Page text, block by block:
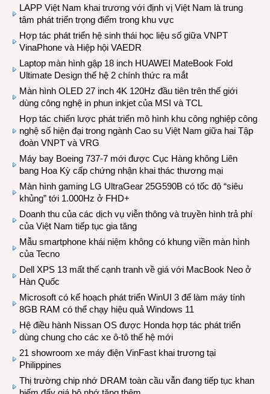
LAPP Việt Nam khai trương với định vị Việt Nam là trung
tâm phát triển trọng điểm trong khu vực
Hợp tác phát triển hệ sinh thái học liệu số giữa VNPT
VinaPhone và Hiệp hội VAEDR
Laptop màn hình gập 18 inch HUAWEI MateBook Fold
Ultimate Design thế hệ 2 chính thức ra mắt
Màn hình OLED 27 inch 4K 120Hz đầu tiên trên thế giới
dùng công nghệ in phun inkjet của MSI và TCL
Hợp tác chiến lược phát triển mô hình khu công nghiệp công
nghệ số hiện đại trong ngành Cao su Việt Nam giữa hai Tập
đoàn VNPT và VRG
Máy bay Boeing 737-7 mới được Cục Hàng không Liên
bang Hoa Kỳ cấp chứng nhận khai thác thương mại
Màn hình gaming LG UltraGear 25G590B có tốc độ “siêu
khủng” tới 1.000Hz ở FHD+
Doanh thu của các dịch vụ viễn thông và truyền hình trả phí
của Việt Nam tiếp tục gia tăng
Mẫu smartphone khái niệm không có khung viền màn hình
của Tecno
Dell XPS 13 mất thế cạnh tranh về giá với MacBook Neo ở
Hàn Quốc
Microsoft có kế hoạch phát triển WinUI 3 để làm máy tính
8GB RAM có thể chạy hiệu quả Windows 11
Hệ điều hành Nissan OS được Honda hợp tác phát triển
dùng chung cho các xe ô-tô thế hệ mới
21 showroom xe máy điện VinFast khai trương tại
Philippines
Thị trường chip nhớ DRAM toàn cầu vẫn đang tiếp tục khan